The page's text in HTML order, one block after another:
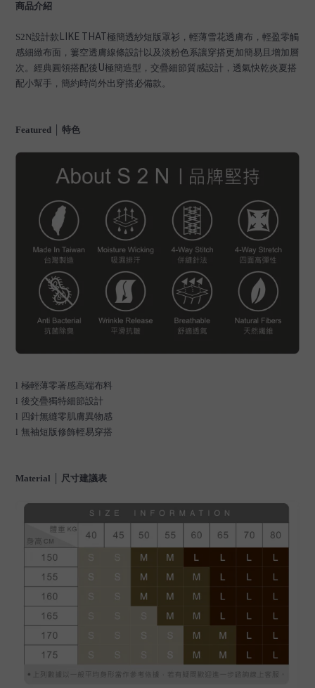
商品介紹
S2N設計款 LIKE THAT極簡透紗短版罩衫，輕薄雪花透膚布，輕盈零觸
感細緻布面，簍空透膚線條設計以及淡粉色系讓穿搭更加簡易且增加層
次。經典圓領搭配後 U極簡造型，交疊細節質感設計，透氣快乾炎夏搭
配小幫手，簡約時尚外出穿搭必備款。
Featured │ 特色
l 極輕薄零著感高端布料
l 後交疊獨特細節設計
l 四針無縫零肌膚異物感
l 無袖短版修飾輕易穿搭
Material │ 尺寸建議表